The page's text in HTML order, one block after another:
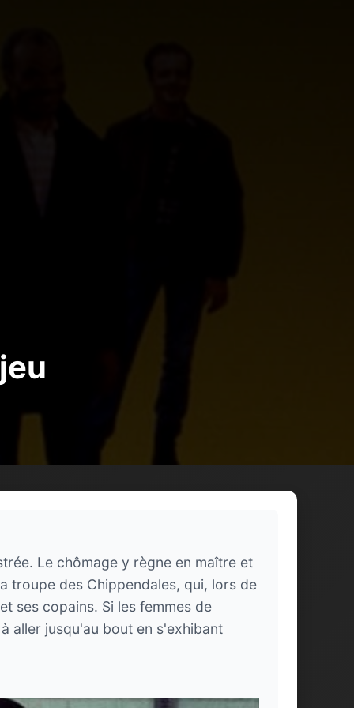
Le chômage y règne en maître et
troupe des Chippendales, qui, lors de
ses copains. Si les femmes de
aller jusqu'au bout en s'exhibant